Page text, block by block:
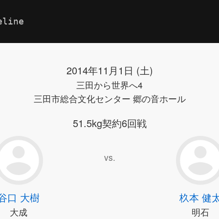
2014年11月1日 (土)
三田から世界へ4
三田市総合文化センター 郷の音ホール
51.5kg契約6回戦
口 大樹
大成
vs.
杦本 健
明石